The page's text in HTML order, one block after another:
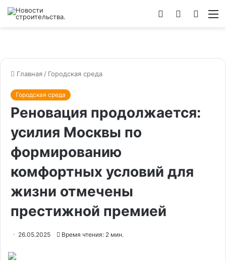
Switch
Войти
Главная / Городская среда
Городская среда
Реновация продолжается:
усилия Москвы по
формированию
комфортных условий для
жизни отмечены
престижной премией
26.05.2025 Время чтения: 2 мин.